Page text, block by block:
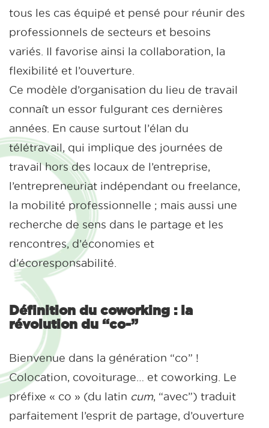
tous les cas équipé et pensé pour réunir des
professionnels de secteurs et besoins
variés. Il favorise ainsi la collaboration, la
flexibilité et l’ouverture.
Ce modèle d’organisation du lieu de travail
connaît un essor fulgurant ces dernières
années. En cause surtout l’élan du
télétravail, qui implique des journées de
travail hors des locaux de l’entreprise,
l’entrepreneuriat indépendant ou freelance,
la mobilité professionnelle ; mais aussi une
recherche de sens dans le partage et les
rencontres, d’économies et
d’écoresponsabilité.
Définition du coworking : la
révolution du “co-”
Bienvenue dans la génération “co” !
Colocation, covoiturage… et coworking. Le
préfixe « co » (du latin cum, “avec”) traduit
parfaitement l’esprit de partage, d’ouverture